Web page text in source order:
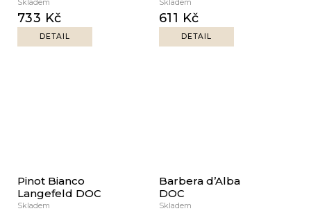
733 Kč
DETAIL
611 Kč
DETAIL
Pinot Bianco
Langefeld DOC
Skladem
Barbera d’Alba
DOC
Skladem